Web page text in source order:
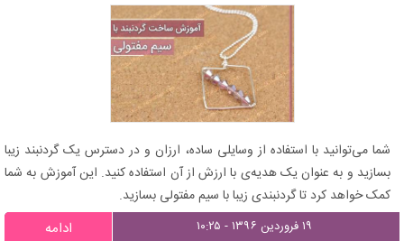
شما می‌توانید با استفاده از وسایلی ساده، ارزان و در دسترس یک گردنبند زیبا
بسازید و به عنوان یک هدیه‌ی با ارزش از آن استفاده کنید. این آموزش به شما
کمک خواهد کرد تا گردنبندی زیبا با سیم مفتولی بسازید.
۱۹ فروردین ۱۳۹۶ - ۱۰:۲۵ ادامه